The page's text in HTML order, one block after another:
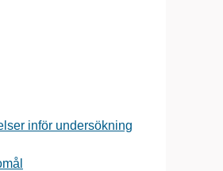
inför undersökning